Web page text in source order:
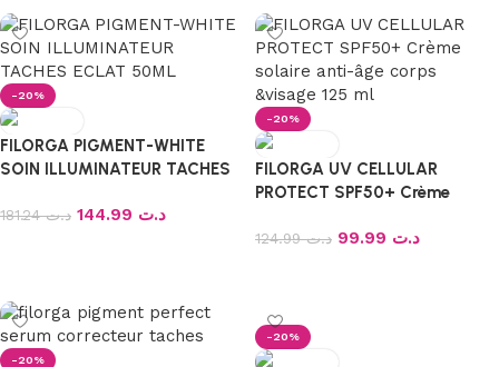
-20%
FILORGA PIGMENT-WHITE
SOIN ILLUMINATEUR TACHES
د.ت181.24 د.ت
-20%
FILORGA UV CELLULAR
PROTECT SPF50+ Crème
125 mlد.ت124.99 د.ت
-20%
-20%